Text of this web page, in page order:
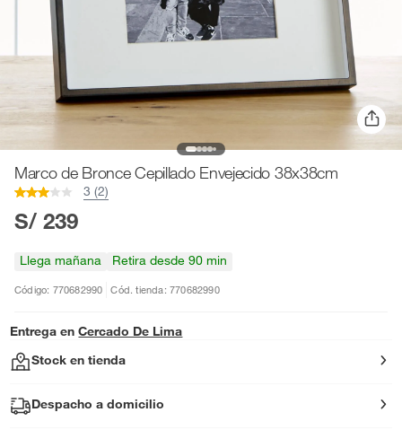
Marco de Bronce Cepillado Envejecido 38x38cm
3 (2)
S/ 239
Llega mañana Retira desde 90 min
Código: 770682990 Cód. tienda: 770682990
Entrega en Cercado De Lima
Stock en tienda
Despacho a domicilio